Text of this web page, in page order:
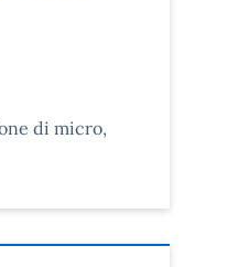
di micro,